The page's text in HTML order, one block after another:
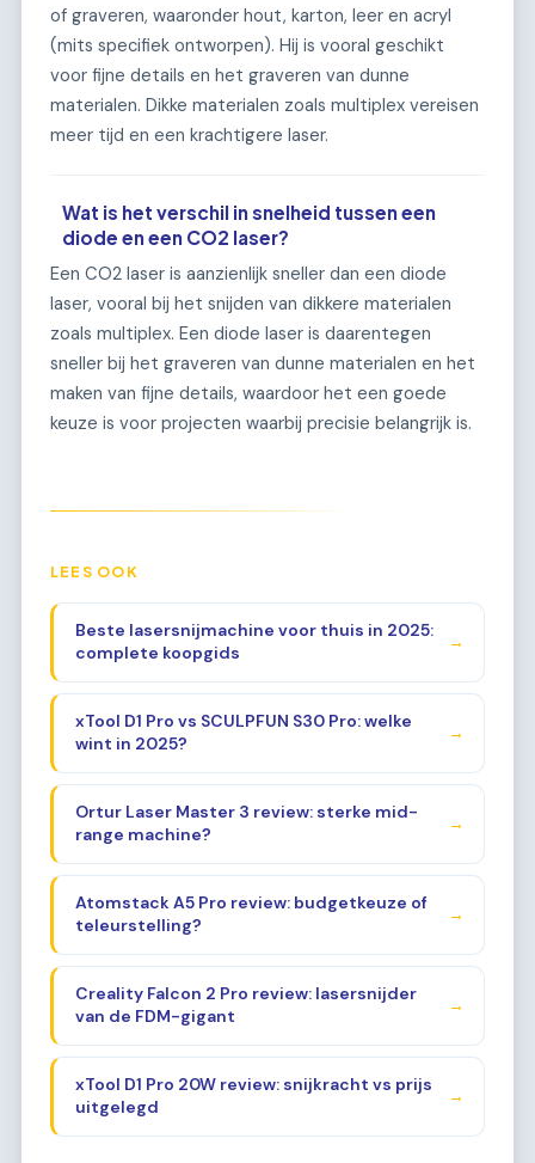
of graveren, waaronder hout, karton, leer en acryl
(mits specifiek ontworpen). Hij is vooral geschikt
voor fijne details en het graveren van dunne
materialen. Dikke materialen zoals multiplex vereisen
meer tijd en een krachtigere laser.
Wat is het verschil in snelheid tussen een
diode en een CO2 laser?
Een CO2 laser is aanzienlijk sneller dan een diode
laser, vooral bij het snijden van dikkere materialen
zoals multiplex. Een diode laser is daarentegen
sneller bij het graveren van dunne materialen en het
maken van fijne details, waardoor het een goede
keuze is voor projecten waarbij precisie belangrijk is.
LEES OOK
Beste lasersnijmachine voor thuis in 2025:
complete koopgids
→
xTool D1 Pro vs SCULPFUN S30 Pro: welke
wint in 2025?
→
Ortur Laser Master 3 review: sterke mid-
range machine?
→
Atomstack A5 Pro review: budgetkeuze of
teleurstelling?
→
Creality Falcon 2 Pro review: lasersnijder
van de FDM-gigant
→
xTool D1 Pro 20W review: snijkracht vs prijs
uitgelegd
→